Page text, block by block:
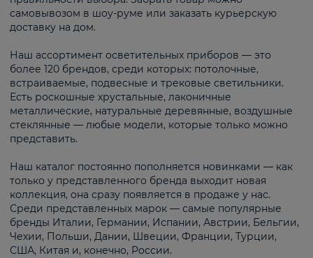
самовывозом в шоу-руме или заказать курьерскую
доставку на дом.
Наш ассортимент осветительных приборов — это
более 120 брендов, среди которых: потолочные,
встраиваемые, подвесные и трековые светильники.
Есть роскошные хрустальные, лаконичные
металлические, натуральные деревянные, воздушные
стеклянные — любые модели, которые только можно
представить.
Наш каталог постоянно пополняется новинками — как
только у представленного бренда выходит новая
коллекция, она сразу появляется в продаже у нас.
Среди представленных марок — самые популярные
бренды Италии, Германии, Испании, Австрии, Бельгии,
Чехии, Польши, Дании, Швеции, Франции, Турции,
США, Китая и, конечно, России.